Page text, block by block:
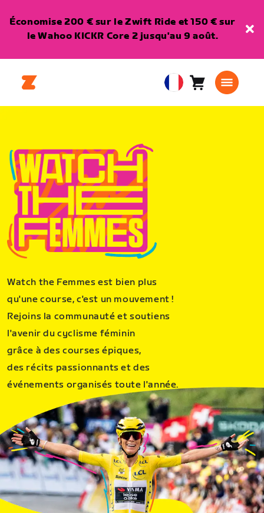
Économise 200 € sur le Zwift Ride et 150 € sur
le Wahoo KICKR Core 2 jusqu'au 9 août.
European
Union
Panier0
Watch the Femmes est bien plus
qu'une course, c'est un mouvement !
Rejoins la communauté et soutiens
l'avenir du cyclisme féminin
grâce à des courses épiques,
des récits passionnants et des
événements organisés toute l'année.